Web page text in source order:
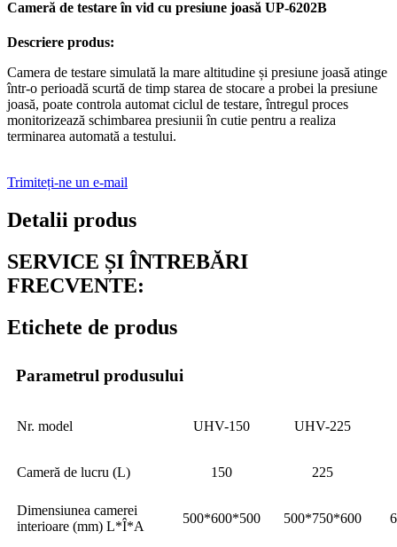
Cameră de testare în vid cu presiune joasă UP-6202B
Descriere produs:
Camera de testare simulată la mare altitudine și presiune joasă atinge
într-o perioadă scurtă de timp starea de stocare a probei la presiune
joasă, poate controla automat ciclul de testare, întregul proces
monitorizează schimbarea presiunii în cutie pentru a realiza
terminarea automată a testului.
Trimiteți-ne un e-mail
Detalii produs
SERVICE ȘI ÎNTREBĂRI
FRECVENTE:
Etichete de produs
Parametrul produsului
Nr. model UHV-150 UHV-225
Cameră de lucru (L) 150 225
Dimensiunea camerei
interioare (mm) L*Î*A
500*600*500 500*750*600